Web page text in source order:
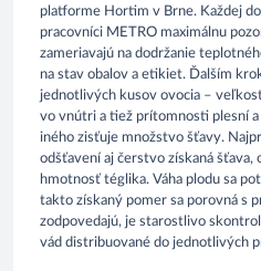
platforme Hortim v Brne. Každej
pracovníci METRO maximálnu
zameriavajú na dodržanie
na stav obalov a etikiet. Ďalším
jednotlivých kusov ovocia –
vo vnútri a tiež prítomnosti plesní
iného zisťuje množstvo šťavy.
odšťavení aj čerstvo získaná
hmotnosť téglika. Váha plodu sa
takto získaný pomer sa porovná s
zodpovedajú, je starostlivo
vád distribuované do jednotlivých